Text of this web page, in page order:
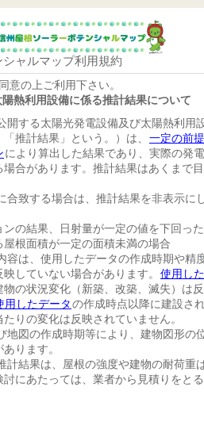
ャルマップ利用規約
意の上ご利用下さい。
熱利用設備に係る推計結果について
開する太陽光発電設備及び太陽熱利用
推計結果」という。）は、 一定の前
により算出した結果であり、実際の発
合があります。推計結果はあくまで
合致する場合は、推計結果を非表示に
の結果、日射量が一定の値を下回っ
根面積が一定の面積未満の場合
容は、使用したデータの作成時期や精
していない場合があります。 使用し
の状況変化（新築、改築、滅失）は
用したデータの作成時点以降に建設さ
りの変化は反映されていません。
地図の作成時期等により、建物図形の
ります。
計結果は、屋根の強度や建物の耐荷重
討にあたっては、業者から見積りをと